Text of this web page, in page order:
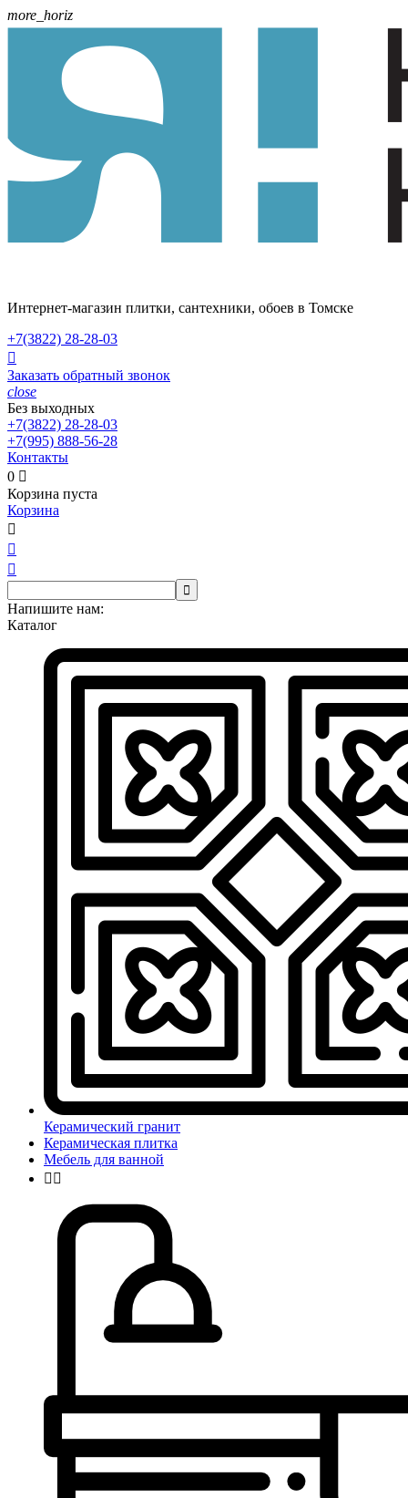
more_horiz
Интернет-магазин плитки, сантехники, обоев в Томске
+7(3822) 28-28-03

Заказать обратный звонок
close
Без выходных
+7(3822) 28-28-03
+7(995) 888-56-28
Контакты
0 
Корзина пуста
Корзина




Напишите нам:
Каталог
Керамический гранит
Керамическая плитка
Мебель для ванной
 